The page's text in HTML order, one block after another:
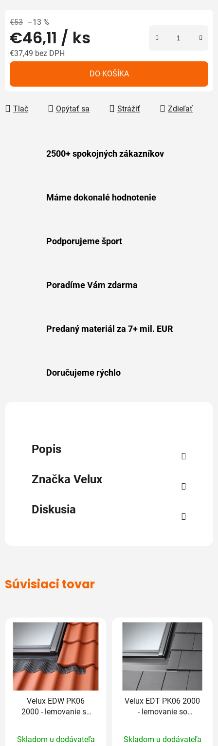
€53 –13 %
€46,11 / ks
€37,49 bez DPH
DO KOŠÍKA
Tlač Opýtať sa Strážiť Zdieľať
2500+ spokojných zákazníkov
Máme dokonalé hodnotenie
Podporujeme šport
Poradíme Vám zdarma
Predaný materiál za 7+ mil. EUR
Doručujeme rýchlo
Popis
Značka Velux
Diskusia
Súvisiaci tovar
Velux EDW PK06
2000 - lemovanie so
Skladom u dodávateľa
Velux EDT PK06 2000
- lemovanie so
Skladom u dodávateľa